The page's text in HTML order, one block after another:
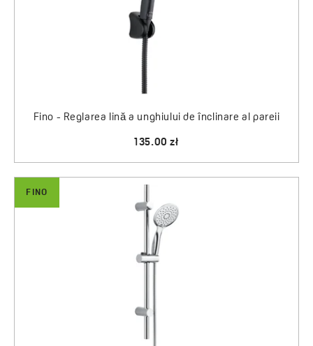
Fino - Reglarea lină a unghiului de înclinare al pareii
135.00 zł
FINO